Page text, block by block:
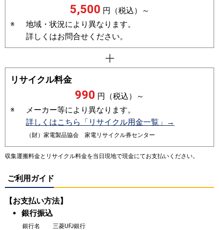
5,500 円（税込）～
※
地域・状況により異なります。
詳しくはお問合せください。
リサイクル料金
990 円（税込）～
※
メーカー等により異なります。
詳しくはこちら「リサイクル用金一覧」→
（財）家電製品協会 家電リサイクル券センター
収集運搬料金とリサイクル料金を当日現地で現金にてお支払いください。
ご利用ガイド
【お支払い方法】
銀行振込
銀行名 三菱UFJ銀行